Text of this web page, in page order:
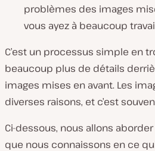
problèmes des images
vous ayez à beaucoup
C’est un processus simple en
beaucoup plus de détails
images mises en avant. Les
diverses raisons, et c’est
Ci-dessous, nous allons
que nous connaissons en ce